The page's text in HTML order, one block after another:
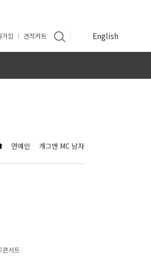
입 견적카트 English
연예인 개그맨 MC 남자
콘서트